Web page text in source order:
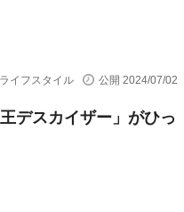
ライフスタイル 公開 2024/07/02
デスカイザー」がひっ